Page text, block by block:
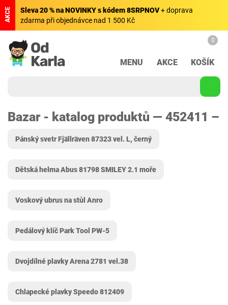
AKCE Sleva 20 % na NOVINKY s kódem 8SRPNOV+ doprava
zdarma při objednávce nad 1 500 Kč
MENU AKCE
0
KOŠÍK
Bazar - katalog produktů — 452411 –
Pánský svetr Fjällräven 87323 vel. L, černý
Dětská helma Abus 81798 SMILEY 2.1 moře
Voskový ubrus na stůl Anro
Pedálový klíč Park Tool PW-5
Dvojdílné plavky Arena 2781 vel.38
Chlapecké plavky Speedo 812409